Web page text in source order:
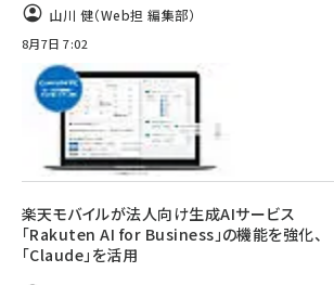
山川 健（Web担 編集部）
8月7日 7:02
楽天モバイルが法人向け生成AIサービス
「Rakuten AI for Business」の機能を強化、
「Claude」を活用